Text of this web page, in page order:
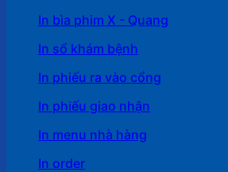
In bìa phim X - Quang
In sổ khám bệnh
In phiếu ra vào cổng
In phiếu giao nhận
In menu nhà hàng
In order